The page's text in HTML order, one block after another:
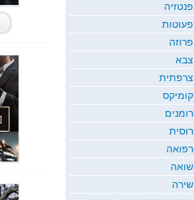
פנטזיה
פעוטות
פרוזה
צבא
צרפתית
קומיקס
רומנים
רוסית
רפואה
שואה
שירה